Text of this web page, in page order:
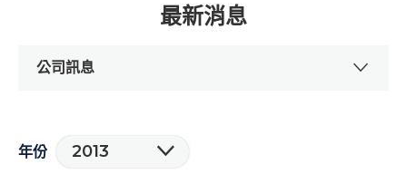
最新消息
公司訊息
年份 2013